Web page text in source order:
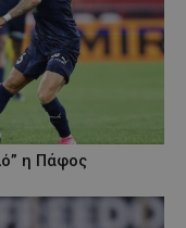
η Πάφος